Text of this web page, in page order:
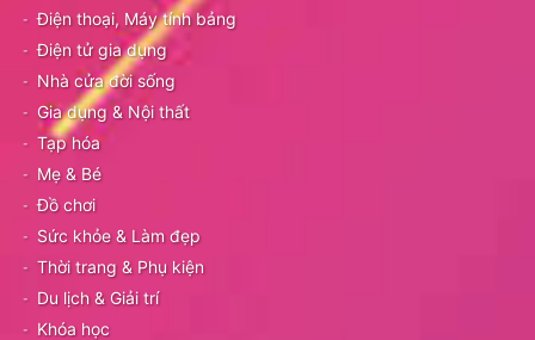
Điện thoại, Máy tính bảng
Điện tử gia dụng
Nhà cửa đời sống
Gia dụng & Nội thất
Tạp hóa
Mẹ & Bé
Đồ chơi
Sức khỏe & Làm đẹp
Thời trang & Phụ kiện
Du lịch & Giải trí
Khóa học